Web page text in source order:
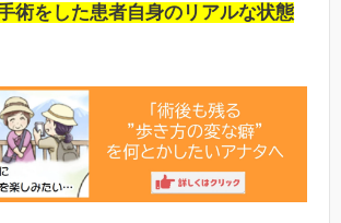
術をした患者自身のリアルな状態